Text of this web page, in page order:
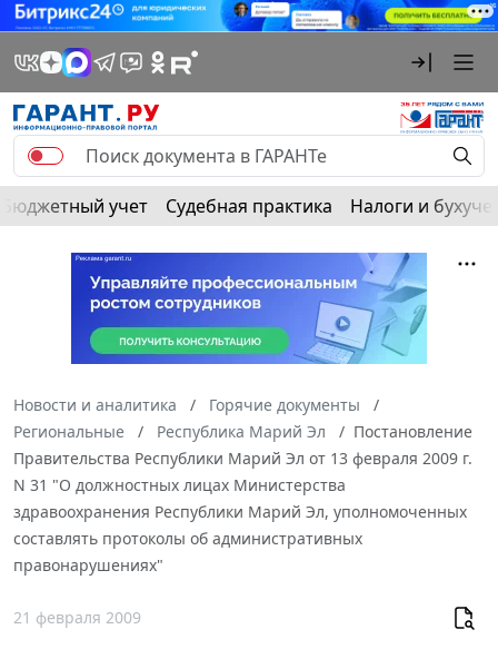
Бюджетный учет Судебная практика Налоги и
Новости и аналитика
Горячие документы
Региональные
Республика Марий Эл
Постановление
Правительства Республики Марий Эл от 13 февраля 2009 г.
N 31 "О должностных лицах Министерства
здравоохранения Республики Марий Эл, уполномоченных
составлять протоколы об административных
правонарушениях"
21 февраля 2009